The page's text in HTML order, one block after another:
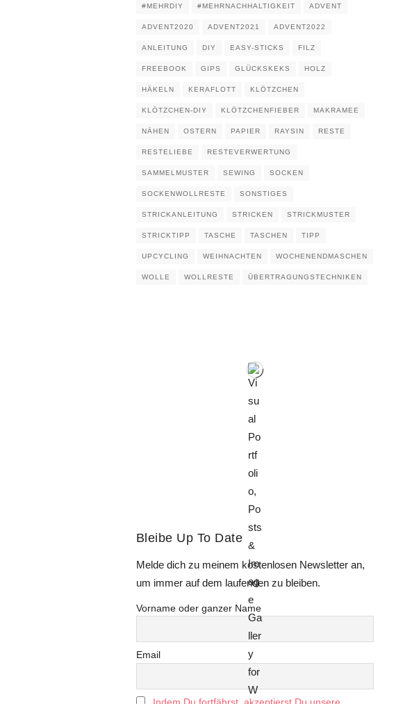
#MEHRDIY #MEHRNACHHALTIGKEIT ADVENT
ADVENT2020 ADVENT2021 ADVENT2022
ANLEITUNG DIY EASY-STICKS FILZ
FREEBOOK GIPS GLÜCKSKEKS HOLZ
HÄKELN KERAFLOTT KLÖTZCHEN
KLÖTZCHEN-DIY KLÖTZCHENFIEBER MAKRAMEE
NÄHEN OSTERN PAPIER RAYSIN RESTE
RESTELIEBE RESTEVERWERTUNG
SAMMELMUSTER SEWING SOCKEN
SOCKENWOLLRESTE SONSTIGES
STRICKANLEITUNG STRICKEN STRICKMUSTER
STRICKTIPP TASCHE TASCHEN TIPP
UPCYCLING WEIHNACHTEN WOCHENENDMASCHEN
WOLLE WOLLRESTE ÜBERTRAGUNGSTECHNIKEN
Bleibe Up To Date
Melde dich zu meinem kostenlosen Newsletter an,
um immer auf dem laufenden zu bleiben.
Vorname oder ganzer Name
Email